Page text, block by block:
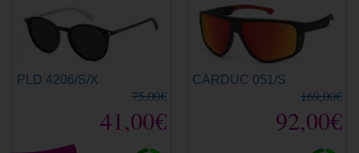
PLD 4206/S/X
75,00€
41,00€
CARDUC 051/S
169,00€
92,00€